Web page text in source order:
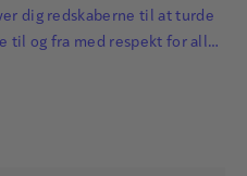
dig redskaberne til at turde
til og fra med respekt for alle